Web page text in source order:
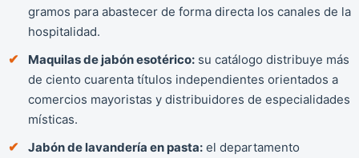
gramos para abastecer de forma directa los canales de la
hospitalidad.
Maquilas de jabón esotérico: su catálogo distribuye más
de ciento cuarenta títulos independientes orientados a
comercios mayoristas y distribuidores de especialidades
místicas.
Jabón de lavandería en pasta: el departamento